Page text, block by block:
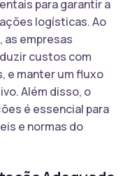
para garantir a
logísticas. Ao
as empresas
custos com
e manter um fluxo
Além disso, o
é essencial para
e normas do